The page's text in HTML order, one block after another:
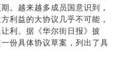
。越来越多成员国意识到，
利益的大协议几乎不可能，
利。据《华尔街日报》披
份具体协议草案，列出了具